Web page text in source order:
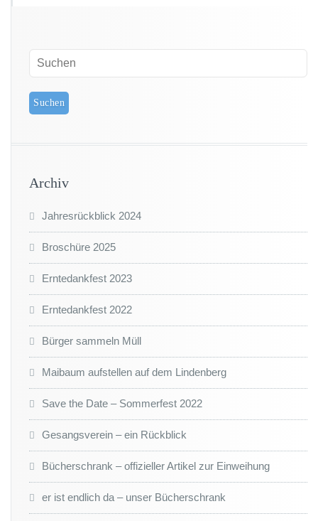
Archiv
Jahresrückblick 2024
Broschüre 2025
Erntedankfest 2023
Erntedankfest 2022
Bürger sammeln Müll
Maibaum aufstellen auf dem Lindenberg
Save the Date – Sommerfest 2022
Gesangsverein – ein Rückblick
Bücherschrank – offizieller Artikel zur Einweihung
er ist endlich da – unser Bücherschrank